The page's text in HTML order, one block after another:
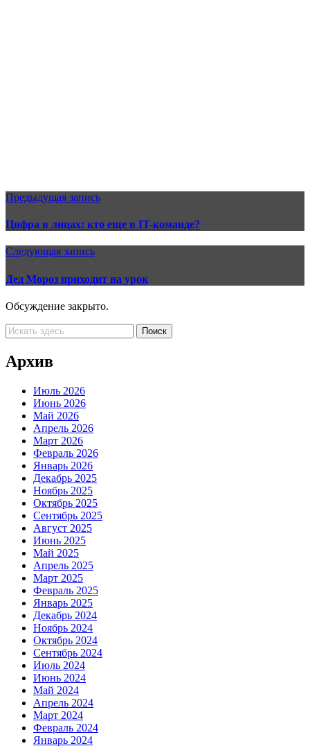
Предыдущая запись
Цифра в лицах: кто еще в IT-команде?
Следующая запись
Дед Мороз приходит на урок
Обсуждение закрыто.
Архив
Июль 2026
Июнь 2026
Май 2026
Апрель 2026
Март 2026
Февраль 2026
Январь 2026
Декабрь 2025
Ноябрь 2025
Октябрь 2025
Сентябрь 2025
Август 2025
Июнь 2025
Май 2025
Апрель 2025
Март 2025
Февраль 2025
Январь 2025
Декабрь 2024
Ноябрь 2024
Октябрь 2024
Сентябрь 2024
Июль 2024
Июнь 2024
Май 2024
Апрель 2024
Март 2024
Февраль 2024
Январь 2024